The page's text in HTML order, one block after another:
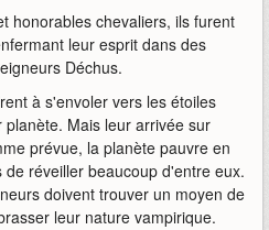
honorables chevaliers, ils furent
leur esprit dans des
Déchus.
à s'envoler vers les étoiles
Mais leur arrivée sur
prévue, la planète pauvre en
réveiller beaucoup d'entre eux.
doivent trouver un moyen de
leur nature vampirique.